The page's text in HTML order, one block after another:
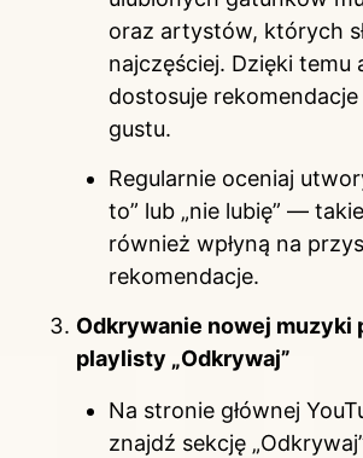
oraz artystów, których
najczęściej. Dzięki temu
dostosuje
gustu.
Regularnie oceniaj
to” lub „nie lubię” —
również wpłyną na
rekomendacje.
Odkrywanie nowej muzyki
playlisty „Odkrywaj”
Na stronie głównej
znajdź sekcję